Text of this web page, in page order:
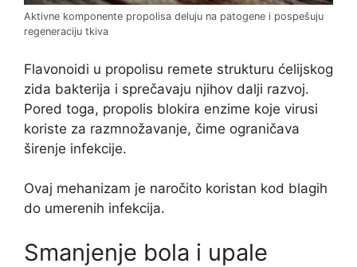
Aktivne komponente propolisa deluju na patogene i pospešuju
regeneraciju tkiva
Flavonoidi u propolisu remete strukturu ćelijskog
zida bakterija i sprečavaju njihov dalji razvoj.
Pored toga, propolis blokira enzime koje virusi
koriste za razmnožavanje, čime ograničava
širenje infekcije.
Ovaj mehanizam je naročito koristan kod blagih
do umerenih infekcija.
Smanjenje bola i upale